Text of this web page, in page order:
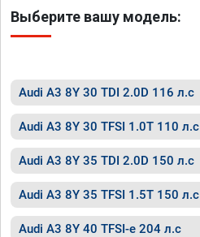
Выберите вашу модель:
Audi A3 8Y 30 TDI 2.0D 116 л.с
Audi A3 8Y 30 TFSI 1.0T 110 л.с
Audi A3 8Y 35 TDI 2.0D 150 л.с
Audi A3 8Y 35 TFSI 1.5T 150 л.с
Audi A3 8Y 40 TFSI-e 204 л.с